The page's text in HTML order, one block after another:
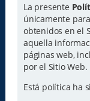
La presente
únicamente
obtenidos en el
aquella
páginas web,
por el Sitio Web.
Está política ha